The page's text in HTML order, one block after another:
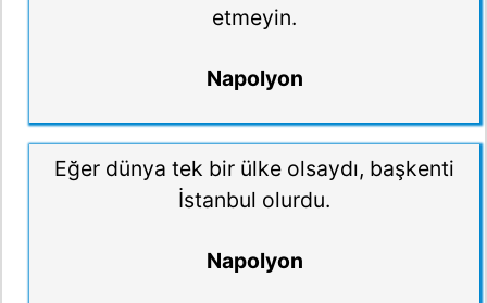
etmeyin.
Napolyon
Eğer dünya tek bir ülke olsaydı, başkenti
İstanbul olurdu.
Napolyon